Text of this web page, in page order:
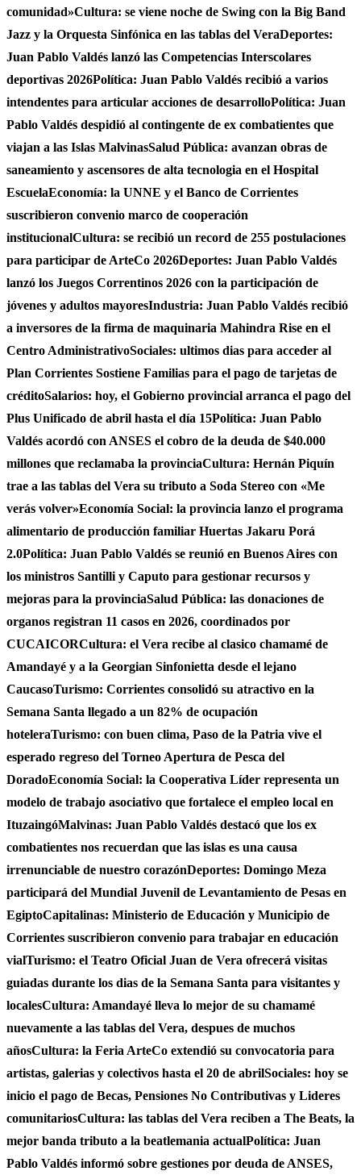
comunidad»Cultura: se viene noche de Swing con la Big Band
Jazz y la Orquesta Sinfónica en las tablas del VeraDeportes:
Juan Pablo Valdés lanzó las Competencias Interscolares
deportivas 2026Política: Juan Pablo Valdés recibió a varios
intendentes para articular acciones de desarrolloPolítica: Juan
Pablo Valdés despidió al contingente de ex combatientes que
viajan a las Islas MalvinasSalud Pública: avanzan obras de
saneamiento y ascensores de alta tecnologia en el Hospital
EscuelaEconomía: la UNNE y el Banco de Corrientes
suscribieron convenio marco de cooperación
institucionalCultura: se recibió un record de 255 postulaciones
para participar de ArteCo 2026Deportes: Juan Pablo Valdés
lanzó los Juegos Correntinos 2026 con la participación de
jóvenes y adultos mayoresIndustria: Juan Pablo Valdés recibió
a inversores de la firma de maquinaria Mahindra Rise en el
Centro AdministrativoSociales: ultimos dias para acceder al
Plan Corrientes Sostiene Familias para el pago de tarjetas de
créditoSalarios: hoy, el Gobierno provincial arranca el pago del
Plus Unificado de abril hasta el día 15Política: Juan Pablo
Valdés acordó con ANSES el cobro de la deuda de $40.000
millones que reclamaba la provinciaCultura: Hernán Piquín
trae a las tablas del Vera su tributo a Soda Stereo con «Me
verás volver»Economía Social: la provincia lanzo el programa
alimentario de producción familiar Huertas Jakaru Porá
2.0Política: Juan Pablo Valdés se reunió en Buenos Aires con
los ministros Santilli y Caputo para gestionar recursos y
mejoras para la provinciaSalud Pública: las donaciones de
organos registran 11 casos en 2026, coordinados por
CUCAICORCultura: el Vera recibe al clasico chamamé de
Amandayé y a la Georgian Sinfonietta desde el lejano
CaucasoTurismo: Corrientes consolidó su atractivo en la
Semana Santa llegado a un 82% de ocupación
hoteleraTurismo: con buen clima, Paso de la Patria vive el
esperado regreso del Torneo Apertura de Pesca del
DoradoEconomía Social: la Cooperativa Líder representa un
modelo de trabajo asociativo que fortalece el empleo local en
ItuzaingóMalvinas: Juan Pablo Valdés destacó que los ex
combatientes nos recuerdan que las islas es una causa
irrenunciable de nuestro corazónDeportes: Domingo Meza
participará del Mundial Juvenil de Levantamiento de Pesas en
EgiptoCapitalinas: Ministerio de Educación y Municipio de
Corrientes suscribieron convenio para trabajar en educación
vialTurismo: el Teatro Oficial Juan de Vera ofrecerá visitas
guiadas durante los dias de la Semana Santa para visitantes y
localesCultura: Amandayé lleva lo mejor de su chamamé
nuevamente a las tablas del Vera, despues de muchos
añosCultura: la Feria ArteCo extendió su convocatoria para
artistas, galerias y colectivos hasta el 20 de abrilSociales: hoy se
inicio el pago de Becas, Pensiones No Contributivas y Lideres
comunitariosCultura: las tablas del Vera reciben a The Beats, la
mejor banda tributo a la beatlemania actualPolítica: Juan
Pablo Valdés informó sobre gestiones por deuda de ANSES,